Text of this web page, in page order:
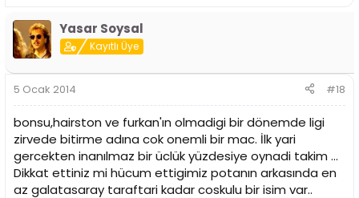
Yasar Soysal
Kayıtlı Üye
5 Ocak 2014 #18
bonsu,hairston ve furkan'ın olmadigi bir dönemde ligi
zirvede bitirme adına cok onemli bir mac. İlk yari
gercekten inanılmaz bir üclük yüzdesiye oynadi takim ...
Dikkat ettiniz mi hücum ettigimiz potanın arkasında en
az galatasaray taraftari kadar coskulu bir isim var..